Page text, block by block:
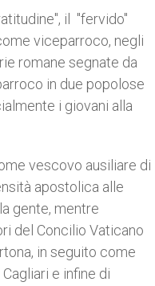
il "fervido"
viceparroco, negli
romane segnate da
in due popolose
i giovani alla
vescovo ausiliare di
apostolica alle
gente, mentre
del Concilio Vaticano
in seguito come
e infine di